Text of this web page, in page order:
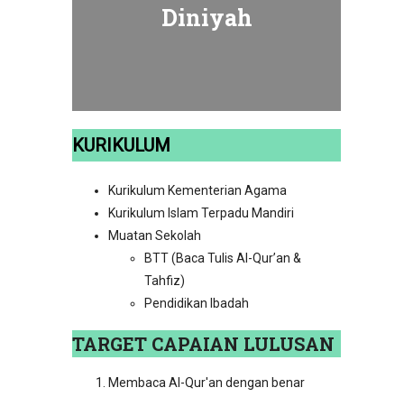
Diniyah
KURIKULUM
Kurikulum Kementerian Agama
Kurikulum Islam Terpadu Mandiri
Muatan Sekolah
BTT (Baca Tulis Al-Qur’an &
Tahfiz)
Pendidikan Ibadah
TARGET CAPAIAN LULUSAN
Membaca Al-Qur'an dengan benar